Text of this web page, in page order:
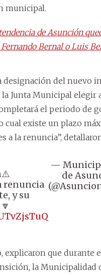
municipal.
de Asunción
Bernal o Luis
designación del nuevo
Junta Municipal elegir
el periodo de
cual existe un plazo
a la renuncia”,
renuncia
y su
—
de
explicaron que durante
la Municipalidad